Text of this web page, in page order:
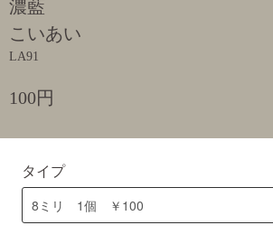
濃藍
こいあい
LA91
100円
タイプ